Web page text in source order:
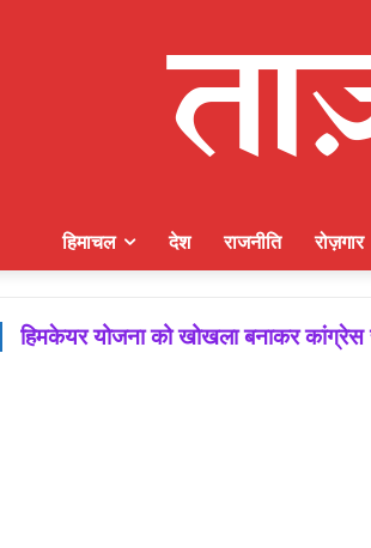
हिमाचल देश राजनीति रोज़गार
हिमकेयर योजना को खोखला बनाकर कांग्रेस